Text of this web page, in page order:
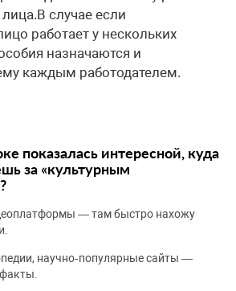
показалась интересной, куда
за «культурным
— там быстро нахожу
научно‑популярные сайты —